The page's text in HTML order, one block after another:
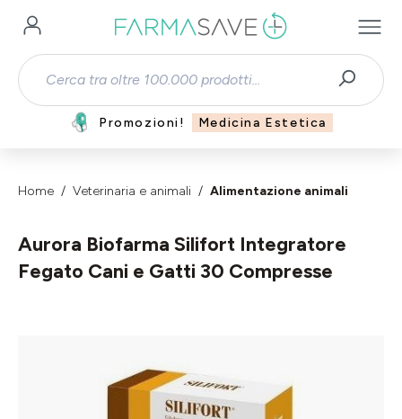
Passa al contenuto principale
Promozioni! Medicina Estetica
Home Veterinaria e animali Alimentazione animali
Aurora Biofarma Silifort Integratore
Fegato Cani e Gatti 30 Compresse